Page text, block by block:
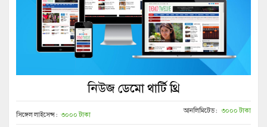
নিউজ ডেমো থার্টি থ্রি
সিঙ্গেল লাইসেন্স : ৩০০০ টাকা আনলিমিটেড : ৩০০০ টাকা